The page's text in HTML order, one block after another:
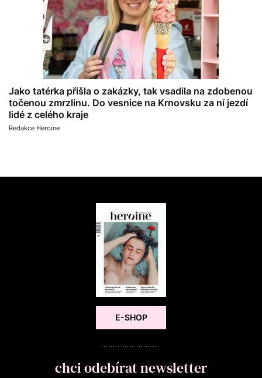
Jako tatérka přišla o zakázky, tak vsadila na zdobenou
točenou zmrzlinu. Do vesnice na Krnovsku za ní jezdí
lidé z celého kraje
Redakce Heroine
E-SHOP
chci odebírat newsletter